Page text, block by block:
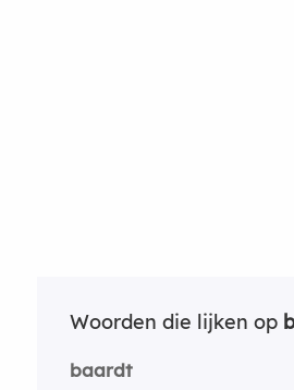
Woorden die lijken op
baardt